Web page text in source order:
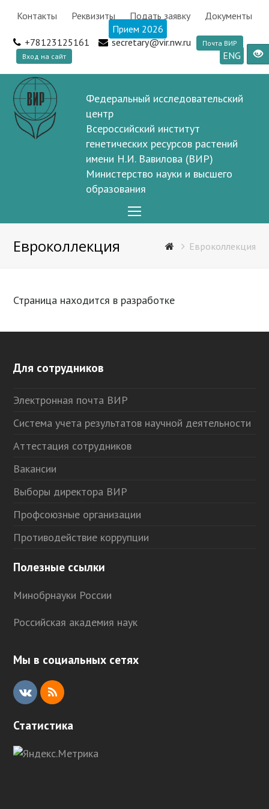
Контакты Реквизиты Подать заявку
Документы
Прием 2026
+78123125161
secretary@vir.nw.ru
Почта ВИР
Вход на сайт
ENG
Федеральный исследовательский
центр
Всероссийский институт
генетических ресурсов растений
имени Н.И. Вавилова (ВИР)
Министерство науки и высшего
образования
Menu
Евроколлекция Евроколлекция
Страница находится в разработке
Для сотрудников
Электронная почта ВИР
Система учета результатов научной деятельности
Аттестация сотрудников
Вакансии
Выборы директора ВИР
Профсоюзные организации
Противодействие коррупции
Полезные ссылки
Минобрнауки России
Российская академия наук
Мы в социальных сетях
V
R
Статистика